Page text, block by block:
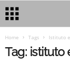
Home Tags Istituto
Tag: istituto